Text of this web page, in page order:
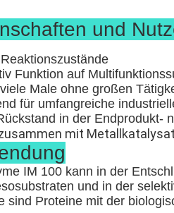
und
Funktion auf
Male ohne großen
für umfangreiche
in der Endprodukt-
zusammen mit
IM 100 kann in der
und in der
sind Proteine mit der